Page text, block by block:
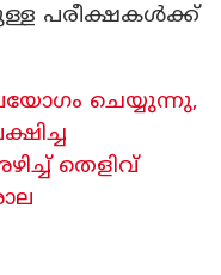
പരീക്ഷകൾക്ക്
ചെയ്യുന്നു,
തെളിവ്